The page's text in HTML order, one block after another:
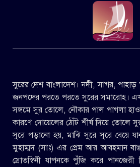
সুরের দেশ বাংলাদেশ। নদী, সাগর,
জনপদের পরতে পরতে সুরের সমারোহ।
সঙ্গমে সুর তোলে, নৌকার পাল পাগলা
কারণে দোয়েলের ঠোঁট শীর্ষ দিয়ে তোলে
সুরে পড়ানো হয়, মাঝি সুরে সুরে বেয়ে
মুহাম্মদ (সাঃ) এর প্রেম আর আবহমান
স্রোতস্বিনী যাপনকে পুঁজি করে পানজেরী